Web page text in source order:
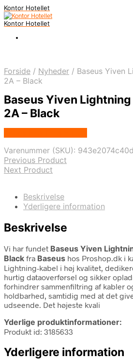
Kontor Hotellet
Kontor Hotellet
Forside / Nyheder / Baseus Yiven
2A – Black
Baseus Yiven
2A – Black
Varenummer (SKU): 943e2074c40d
Previous Product
Next Product
Beskrivelse
Yderligere information
Beskrivelse
Vi har fundet Baseus Yiven
Black fra Baseus hos Proshop.dk i
Lightning-kabel i høj kvalitet,
hurtig dataoverførsel og sikker
forhindrer sammenfiltring af kabler
holdbarhed, samtidig med at det
udseende. Det højeste kvali
Yderlige produktinformationer:
Produkt id: 3185633
Yderligere information